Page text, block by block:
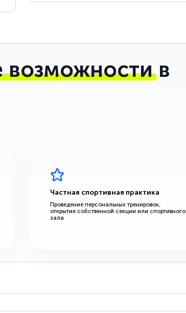
возможностив
Частная спортивная практика
Проведение персональных тренировок,
открытие собственной секции или спортивного
зала